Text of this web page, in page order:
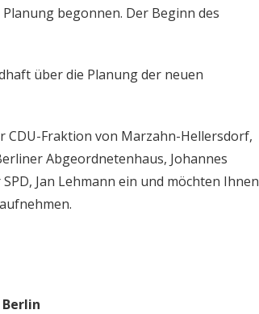
begonnen. Der Beginn des
über die Planung der neuen
CDU-Fraktion von Marzahn-Hellersdorf,
Abgeordnetenhaus, Johannes
Jan Lehmann ein und möchten Ihnen
Berlin